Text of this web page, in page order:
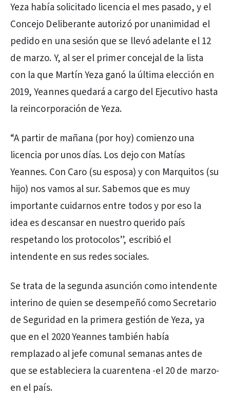
Yeza había solicitado licencia el mes pasado, y el
Concejo Deliberante autorizó por unanimidad el
pedido en una sesión que se llevó adelante el 12
de marzo. Y, al ser el primer concejal de la lista
con la que Martín Yeza ganó la última elección en
2019, Yeannes quedará a cargo del Ejecutivo hasta
la reincorporación de Yeza.
“A partir de mañana (por hoy) comienzo una
licencia por unos días. Los dejo con Matías
Yeannes. Con Caro (su esposa) y con Marquitos (su
hijo) nos vamos al sur. Sabemos que es muy
importante cuidarnos entre todos y por eso la
idea es descansar en nuestro querido país
respetando los protocolos”, escribió el
intendente en sus redes sociales.
Se trata de la segunda asunción como intendente
interino de quien se desempeñó como Secretario
de Seguridad en la primera gestión de Yeza, ya
que en el 2020 Yeannes también había
remplazado al jefe comunal semanas antes de
que se estableciera la cuarentena -el 20 de marzo-
en el país.